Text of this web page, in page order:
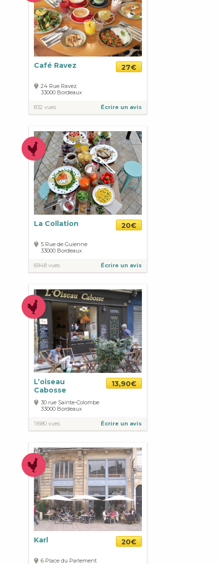
Café Ravez 27€
24 Rue Ravez
33000 Bordeaux
832 vues Écrire un avis
La Collation 20€
5 Rue de Guienne
33000 Bordeaux
6948 vues Écrire un avis
L’oiseau
Cabosse
13,90€
30 rue Sainte-Colombe
33000 Bordeaux
11680 vues Écrire un avis
Karl 20€
6 Place du Parlement